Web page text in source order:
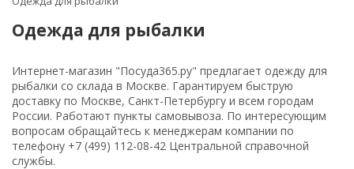
Одежда для рыбалки
Интернет-магазин "Посуда365.ру" предлагает одежду для
рыбалки со склада в Москве. Гарантируем быструю
доставку по Москве, Санкт-Петербургу и всем городам
России. Работают пункты самовывоза. По интересующим
вопросам обращайтесь к менеджерам компании по
телефону +7 (499) 112-08-42 Центральной справочной
службы.